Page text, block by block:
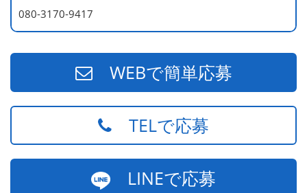
080-3170-9417
WEBで簡単応募
TELで応募
LINEで応募